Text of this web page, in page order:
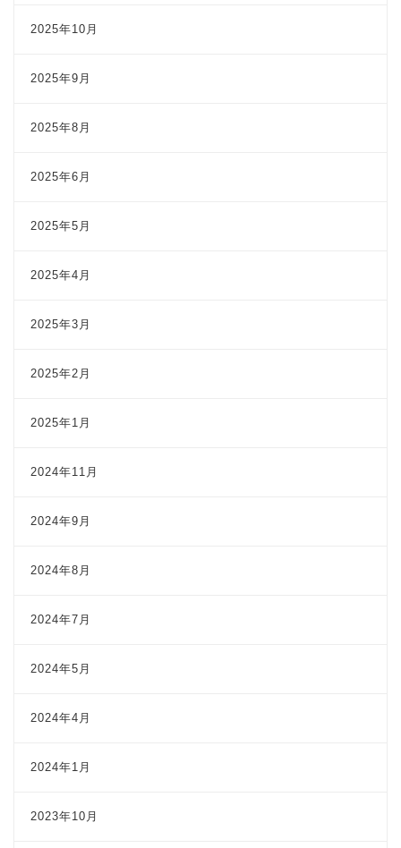
2025年10月
2025年9月
2025年8月
2025年6月
2025年5月
2025年4月
2025年3月
2025年2月
2025年1月
2024年11月
2024年9月
2024年8月
2024年7月
2024年5月
2024年4月
2024年1月
2023年10月